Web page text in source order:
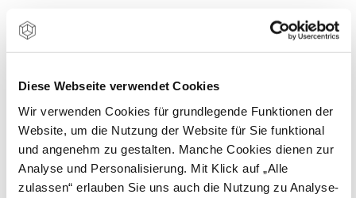
Diese Webseite verwendet Cookies
Wir verwenden Cookies für grundlegende Funktionen der
Website, um die Nutzung der Website für Sie funktional
und angenehm zu gestalten. Manche Cookies dienen zur
Analyse und Personalisierung. Mit Klick auf „Alle
zulassen“ erlauben Sie uns auch die Nutzung zu Analyse-
METHODENBESCHREI
BUNG
KURZDEFINITION